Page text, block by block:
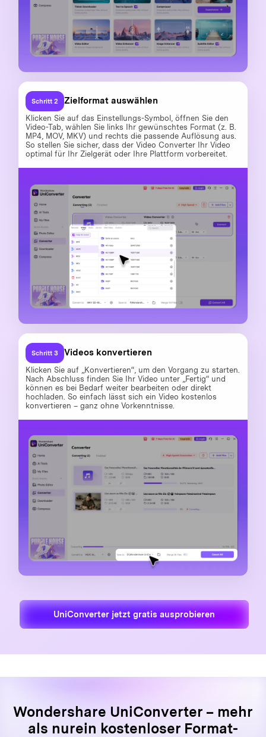
Schritt 2 Zielformat auswählen
Klicken Sie auf das Einstellungs-Symbol, öffnen Sie den
Video-Tab, wählen Sie links Ihr gewünschtes Format (z. B.
MP4, MOV, MKV) und rechts die passende Auflösung aus.
So stellen Sie sicher, dass der Video Converter Ihr Video
optimal für Ihr Zielgerät oder Ihre Plattform vorbereitet.
Schritt 3 Videos konvertieren
Klicken Sie auf „Konvertieren“, um den Vorgang zu starten.
Nach Abschluss finden Sie Ihr Video unter „Fertig“ und
können es bei Bedarf weiter bearbeiten oder direkt
hochladen. So einfach lässt sich ein Video kostenlos
konvertieren – ganz ohne Vorkenntnisse.
UniConverter jetzt gratis ausprobieren
Wondershare UniConverter – mehr
als nurein kostenloser Format-